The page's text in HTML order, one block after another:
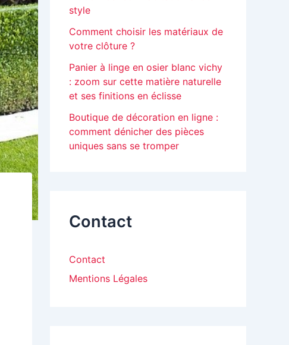
style
Comment choisir les matériaux de
votre clôture ?
Panier à linge en osier blanc vichy
: zoom sur cette matière naturelle
et ses finitions en éclisse
Boutique de décoration en ligne :
comment dénicher des pièces
uniques sans se tromper
Contact
Contact
Mentions Légales